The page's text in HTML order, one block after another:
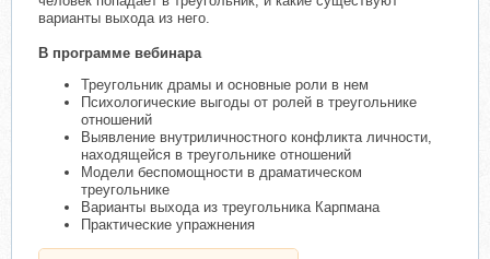
варианты выхода из него.
В программе вебинара
Треугольник драмы и основные роли в нем
Психологические выгоды от ролей в треугольнике
отношений
Выявление внутриличностного конфликта личности,
находящейся в треугольнике отношений
Модели беспомощности в драматическом
треугольнике
Варианты выхода из треугольника Карпмана
Практические упражнения